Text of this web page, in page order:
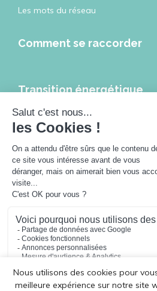
Les mots du réseau
Comment se raccorder
Transition énergétique
Les réseaux de chaleur et de froid,
énergétique
Les réseaux de chaleur à l’heure
Travailler pour les réseaux de
Actualités
Les podcasts
Jouer avec Géodino
Sofia, Hugo et les réseaux
Nous utilisons des cookies pour
meilleure expérience sur notre site